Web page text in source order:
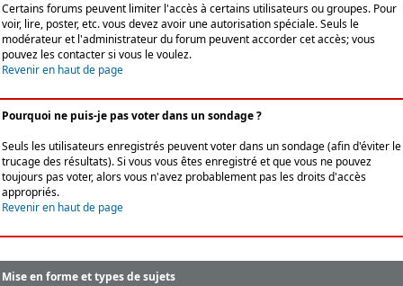
Certains forums peuvent limiter l'accès à certains utilisateurs ou groupes. Pour
voir, lire, poster, etc. vous devez avoir une autorisation spéciale. Seuls le
modérateur et l'administrateur du forum peuvent accorder cet accès; vous
pouvez les contacter si vous le voulez.
Revenir en haut de page
Pourquoi ne puis-je pas voter dans un sondage ?
Seuls les utilisateurs enregistrés peuvent voter dans un sondage (afin d'éviter le
trucage des résultats). Si vous vous êtes enregistré et que vous ne pouvez
toujours pas voter, alors vous n'avez probablement pas les droits d'accès
appropriés.
Revenir en haut de page
Mise en forme et types de sujets